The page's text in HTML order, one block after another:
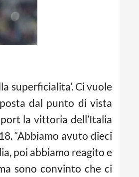
superficialita’. Ci vuole
dal punto di vista
la vittoria dell’Italia
“Abbiamo avuto dieci
poi abbiamo reagito e
sono convinto che ci